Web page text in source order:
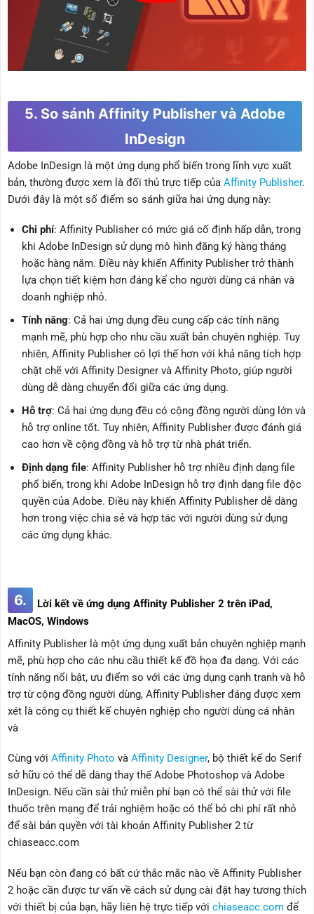
5. So sánh Affinity Publisher và Adobe
InDesign
Adobe InDesign là một ứng dụng phổ biến trong lĩnh vực xuất
bản, thường được xem là đối thủ trực tiếp của Affinity Publisher.
Dưới đây là một số điểm so sánh giữa hai ứng dụng này:
Chi phí: Affinity Publisher có mức giá cố định hấp dẫn, trong
khi Adobe InDesign sử dụng mô hình đăng ký hàng tháng
hoặc hàng năm. Điều này khiến Affinity Publisher trở thành
lựa chọn tiết kiệm hơn đáng kể cho người dùng cá nhân và
doanh nghiệp nhỏ.
Tính năng: Cả hai ứng dụng đều cung cấp các tính năng
mạnh mẽ, phù hợp cho nhu cầu xuất bản chuyên nghiệp. Tuy
nhiên, Affinity Publisher có lợi thế hơn với khả năng tích hợp
chặt chẽ với Affinity Designer và Affinity Photo, giúp người
dùng dễ dàng chuyển đổi giữa các ứng dụng.
Hỗ trợ: Cả hai ứng dụng đều có cộng đồng người dùng lớn và
hỗ trợ online tốt. Tuy nhiên, Affinity Publisher được đánh giá
cao hơn về cộng đồng và hỗ trợ từ nhà phát triển.
Định dạng file: Affinity Publisher hỗ trợ nhiều định dạng file
phổ biến, trong khi Adobe InDesign hỗ trợ định dạng file độc
quyền của Adobe. Điều này khiến Affinity Publisher dễ dàng
hơn trong việc chia sẻ và hợp tác với người dùng sử dụng
các ứng dụng khác.
6.
Lời kết về ứng dụng Affinity Publisher 2 trên iPad,
MacOS, Windows
Affinity Publisher là một ứng dụng xuất bản chuyên nghiệp mạnh
mẽ, phù hợp cho các nhu cầu thiết kế đồ họa đa dạng. Với các
tính năng nổi bật, ưu điểm so với các ứng dụng cạnh tranh và hỗ
trợ từ cộng đồng người dùng, Affinity Publisher đáng được xem
xét là công cụ thiết kế chuyên nghiệp cho người dùng cá nhân
và
Cùng với Affinity Photo và Affinity Designer, bộ thiết kế do Serif
sở hữu có thể dễ dàng thay thế Adobe Photoshop và Adobe
InDesign. Nếu cần sài thử miễn phí bạn có thể sài thử với file
thuốc trên mạng để trải nghiệm hoặc có thể bỏ chi phí rất nhỏ
để sài bản quyền với tài khoản Affinity Publisher 2 từ
chiaseacc.com
Nếu bạn còn đang có bất cứ thắc mắc nào về Affinity Publisher
2 hoặc cần được tư vấn về cách sử dụng cài đặt hay tương thích
với thiết bị của bạn, hãy liên hệ trực tiếp với chiaseacc.com để